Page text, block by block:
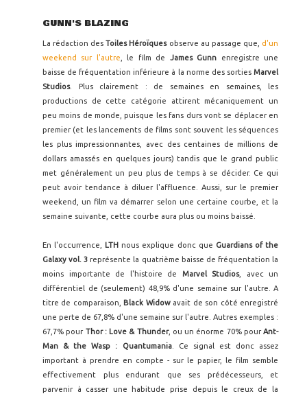
GUNN'S BLAZING
La rédaction desToiles Héroïquesobserve au passage que, d'un
weekend sur l'autre , le film de James Gunn enregistre une
baisse de fréquentation inférieure à la norme des sorties Marvel
Studios. Plus clairement : de semaines en semaines, les
productions de cette catégorie attirent mécaniquement un
peu moins de monde, puisque les fans durs vont se déplacer en
premier (et les lancements de films sont souvent les séquences
les plus impressionnantes, avec des centaines de millions de
dollars amassés en quelques jours) tandis que le grand public
met généralement un peu plus de temps à se décider. Ce qui
peut avoir tendance à diluer l'affluence. Aussi, sur le premier
weekend, un film va démarrer selon une certaine courbe, et la
semaine suivante, cette courbe aura plus ou moins baissé.
En l'occurrence, LTH nous explique donc que Guardians of the
Galaxy vol. 3 représente la quatrième baisse de fréquentation la
moins importante de l'histoire de Marvel Studios, avec un
différentiel de (seulement) 48,9% d'une semaine sur l'autre. A
titre de comparaison,
Black Widowavait de son côté enregistré
une perte de 67,8% d'une semaine sur l'autre. Autres exemples :
67,7% pour Thor : Love & Thunder, ou un énorme 70% pourAnt-
Man & the Wasp : Quantumania. Ce signal est donc assez
important à prendre en compte - sur le papier, le film semble
effectivement plus endurant que ses prédécesseurs, et
parvenir à casser une habitude prise depuis le creux de la